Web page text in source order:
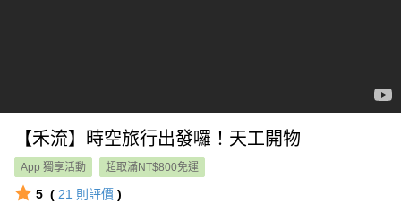
【禾流】時空旅行出發囉！天工開物
App 獨享活動 超取滿NT$800免運
5 ( 21 則評價 )